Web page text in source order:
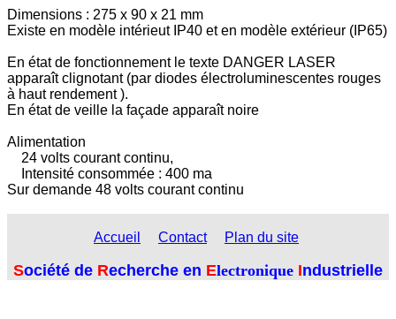
Dimensions : 275 x 90 x 21 mm
Existe en modèle intérieut IP40 et en modèle extérieur (IP65)
En état de fonctionnement le texte DANGER LASER
apparaît clignotant (par diodes électroluminescentes rouges
à haut rendement ).
En état de veille la façade apparaît noire
Alimentation
24 volts courant continu,
Intensité consommée : 400 ma
Sur demande 48 volts courant continu
Accueil Contact Plan du site
Société de Recherche en Electronique Industrielle